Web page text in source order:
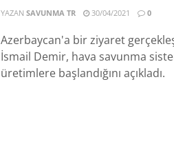
YAZAN SAVUNMA TR 30/04/2021 0
Azerbaycan'a bir ziyaret
İsmail Demir, hava savunma
üretimlere başlandığını açıkladı.